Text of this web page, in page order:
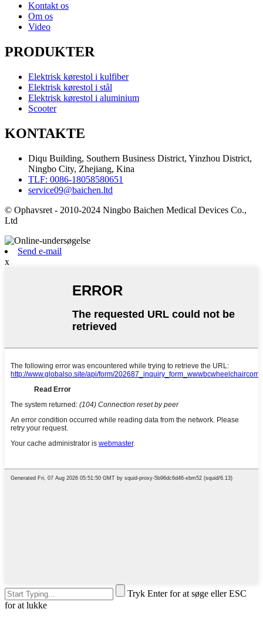
Kontakt os
Om os
Video
PRODUKTER
Elektrisk kørestol i kulfiber
Elektrisk kørestol i stål
Elektrisk kørestol i aluminium
Scooter
KONTAKTE
Diqu Building, Southern Business District, Yinzhou District,
Ningbo City, Zhejiang, Kina
TLF: 0086-18058580651
service09@baichen.ltd
© Ophavsret - 2010-2024 Ningbo Baichen Medical Devices Co.,
Ltd
Send e-mail
x
Tryk Enter for at søge eller ESC
for at lukke